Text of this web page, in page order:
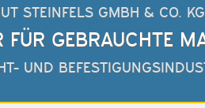
STEINFELS GMBH & CO. KG
FÜR GEBRAUCHTE
UND